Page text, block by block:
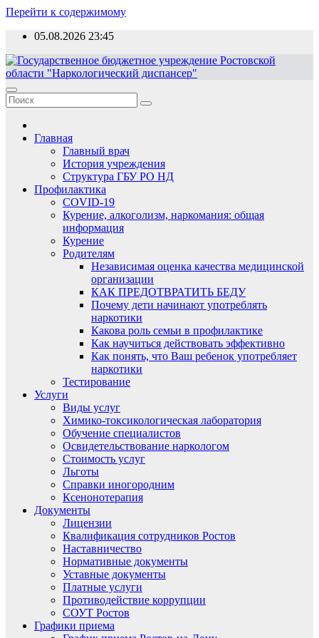
Перейти к содержимому
05.08.2026 23:45
Главная
Главный врач
История учреждения
Структура ГБУ РО НД
Профилактика
COVID-19
Курение, алкоголизм, наркомания: общая
информация
Курение
Родителям
Независимая оценка качества медицинской
организации
КАК ПРЕДОТВРАТИТЬ БЕДУ
Почему дети начинают употреблять
наркотики
Какова роль семьи в профилактике
Как научиться действовать эффективно
Как понять, что Ваш ребенок употребляет
наркотики
Тестирование
Услуги
Виды услуг
Химико-токсикологическая лаборатория
Обучение специалистов
Освидетельствование наркологом
Стоимость услуг
Льготы
Справки иногородним
Ксенонотерапия
Документы
Лицензии
Квалификация сотрудников Ростов
Наставничество
Нормативные документы
Уставные документы
Платные услуги
Противодействие коррупции
СОУТ Ростов
Графики приема